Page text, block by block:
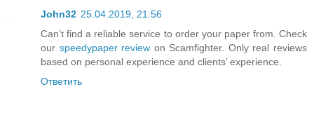
John32 25.04.2019, 21:56
Can’t find a reliable service to order your paper from. Check
our speedypaper review on Scamfighter. Only real reviews
based on personal experience and clients’ experience.
Ответить